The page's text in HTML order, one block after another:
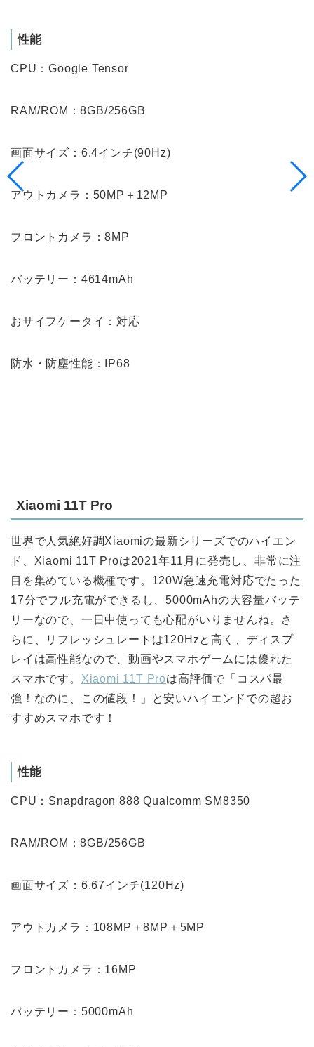
性能
CPU：Google Tensor
RAM/ROM：8GB/256GB
画面サイズ：6.4インチ(90Hz)
アウトカメラ：50MP＋12MP
フロントカメラ：8MP
バッテリー：4614mAh
おサイフケータイ：対応
防水・防塵性能：IP68
Xiaomi 11T Pro
世界で人気絶好調Xiaomiの最新シリーズでのハイエン
ド、Xiaomi 11T Proは2021年11月に発売し、非常に注
目を集めている機種です。120W急速充電対応でたった
17分でフル充電ができるし、5000mAhの大容量バッテ
リーなので、一日中使っても心配がいりませんね。さ
らに、リフレッシュレートは120Hzと高く、ディスプ
レイは高性能なので、動画やスマホゲームには優れた
スマホです。 Xiaomi 11T Proは高評価で「コスパ最
強！なのに、この値段！」と安いハイエンドでの超お
すすめスマホです！
性能
CPU：Snapdragon 888 Qualcomm SM8350
RAM/ROM：8GB/256GB
画面サイズ：6.67インチ(120Hz)
アウトカメラ：108MP＋8MP＋5MP
フロントカメラ：16MP
バッテリー：5000mAh